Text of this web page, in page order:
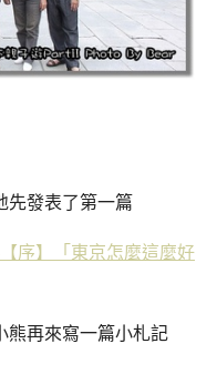
先發表了第一篇
【序】「東京怎麼這麼好
熊再來寫一篇小札記